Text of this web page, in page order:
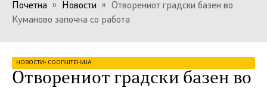
Почетна » Новости »
Отворениот градски базен во
Куманово започна со работа
НОВОСТИ • СООПШТЕНИЈА
Отворениот градски базен во